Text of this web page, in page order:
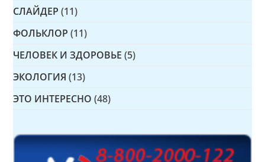
СЛАЙДЕР (11)
ФОЛЬКЛОР (11)
ЧЕЛОВЕК И ЗДОРОВЬЕ (5)
ЭКОЛОГИЯ (13)
ЭТО ИНТЕРЕСНО (48)